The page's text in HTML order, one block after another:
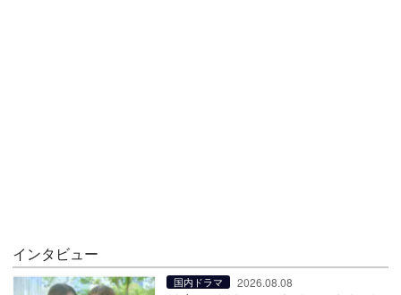
インタビュー
国内ドラマ 2026.08.08